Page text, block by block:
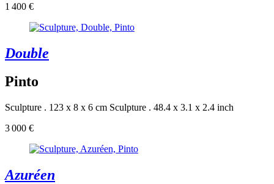
1 400 €
Double
Pinto
Sculpture . 123 x 8 x 6 cm Sculpture . 48.4 x 3.1 x 2.4 inch
3 000 €
Azuréen